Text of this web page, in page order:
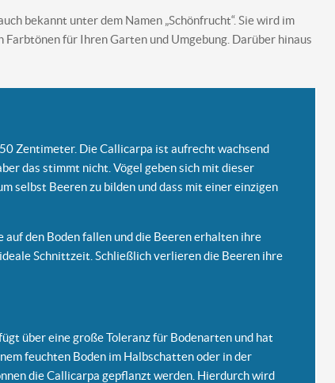
bekannt unter dem Namen „Schönfrucht“. Sie wird im
für Ihren Garten und Umgebung. Darüber hinaus
Zentimeter. Die Callicarpa ist aufrecht wachsend
das stimmt nicht. Vögel geben sich mit dieser
selbst Beeren zu bilden und dass mit einer einzigen
den Boden fallen und die Beeren erhalten ihre
Schnittzeit. Schließlich verlieren die Beeren ihre
über eine große Toleranz für Bodenarten und hat
feuchten Boden im Halbschatten oder in der
die Callicarpa gepflanzt werden. Hierdurch wird